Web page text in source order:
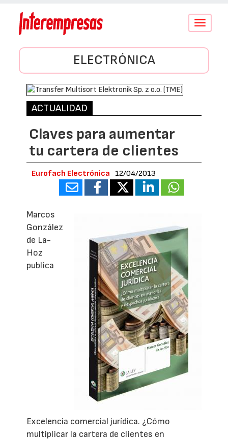
Conmutar
ELECTRÓNICA
ACTUALIDAD
Claves para aumentar
tu cartera de clientes
Eurofach Electrónica 12/04/2013
Marcos
González
de La-
Hoz
publica
Excelencia comercial jurídica. ¿Cómo
multiplicar la cartera de clientes en